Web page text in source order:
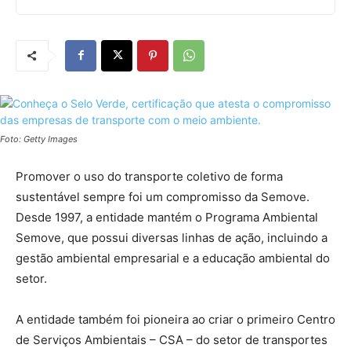
Foto: Getty Images
Promover o uso do transporte coletivo de forma
sustentável sempre foi um compromisso da Semove.
Desde 1997, a entidade mantém o Programa Ambiental
Semove, que possui diversas linhas de ação, incluindo a
gestão ambiental empresarial e a educação ambiental do
setor.
A entidade também foi pioneira ao criar o primeiro Centro
de Serviços Ambientais – CSA – do setor de transportes